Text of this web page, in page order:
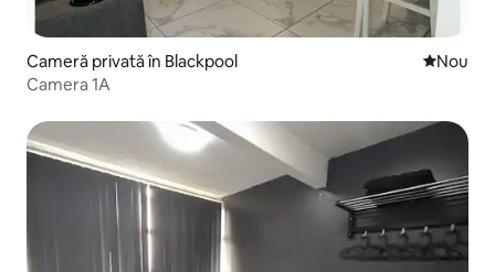
Cameră privată în Blackpool Cazare
Nou
Camera 1A